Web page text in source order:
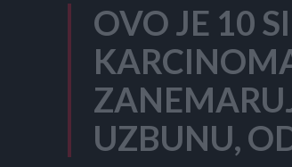
OVO JE 10
UZBUNU,